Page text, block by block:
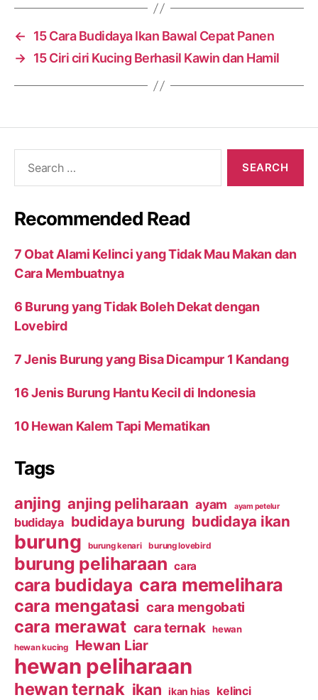
←
15 Cara Budidaya Ikan Bawal Cepat Panen
→ 15 Ciri ciri Kucing Berhasil Kawin dan Hamil
Recommended Read
7 Obat Alami Kelinci yang Tidak Mau Makan dan
Cara Membuatnya
6 Burung yang Tidak Boleh Dekat dengan
Lovebird
7 Jenis Burung yang Bisa Dicampur 1 Kandang
16 Jenis Burung Hantu Kecil di Indonesia
10 Hewan Kalem Tapi Mematikan
Tags
anjing anjing peliharaan ayam ayam petelur
budidaya budidaya burung budidaya ikan
burung burung kenari burung lovebird
burung peliharaan cara
cara budidaya cara memelihara
cara mengatasi cara mengobati
cara merawat cara ternak hewan
hewan kucing Hewan Liar
hewan peliharaan
hewan ternak ikan ikan hias kelinci